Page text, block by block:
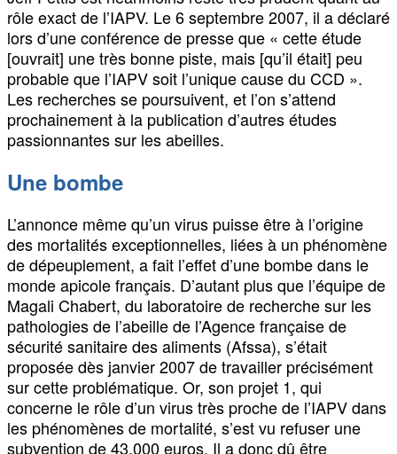
rôle exact de l’IAPV. Le 6 septembre 2007, il a déclaré
lors d’une conférence de presse que « cette étude
[ouvrait] une très bonne piste, mais [qu’il était] peu
probable que l’IAPV soit l’unique cause du CCD ».
Les recherches se poursuivent, et l’on s’attend
prochainement à la publication d’autres études
passionnantes sur les abeilles.
Une bombe
L’annonce même qu’un virus puisse être à l’origine
des mortalités exceptionnelles, liées à un phénomène
de dépeuplement, a fait l’effet d’une bombe dans le
monde apicole français. D’autant plus que l’équipe de
Magali Chabert, du laboratoire de recherche sur les
pathologies de l’abeille de l’Agence française de
sécurité sanitaire des aliments (Afssa), s’était
proposée dès janvier 2007 de travailler précisément
sur cette problématique. Or, son projet 1, qui
concerne le rôle d’un virus très proche de l’IAPV dans
les phénomènes de mortalité, s’est vu refuser une
subvention de 43.000 euros. Il a donc dû être